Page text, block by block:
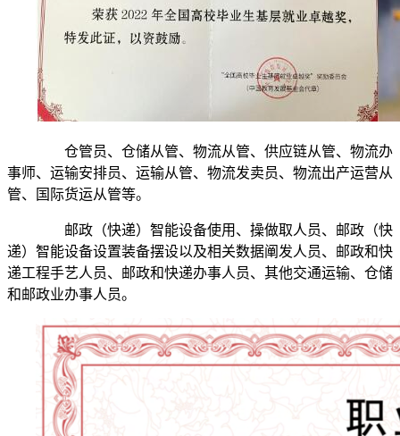
仓管员、仓储从管、物流从管、供应链从管、物流办
事师、运输安排员、运输从管、物流发卖员、物流出产运营从
管、国际货运从管等。
邮政（快递）智能设备使用、操做取人员、邮政（快
递）智能设备设置装备摆设以及相关数据阐发人员、邮政和快
递工程手艺人员、邮政和快递办事人员、其他交通运输、仓储
和邮政业办事人员。